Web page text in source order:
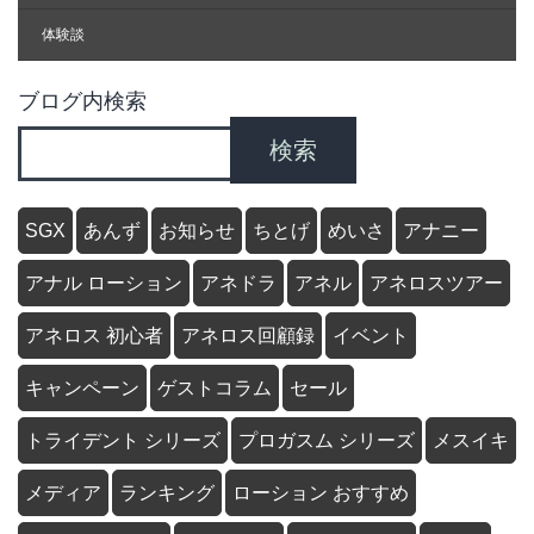
体験談
ブログ内検索
検索
SGX あんず お知らせ ちとげ めいさ アナニー
アナル ローション アネドラ アネル アネロスツアー
アネロス 初心者 アネロス回顧録 イベント
キャンペーン ゲストコラム セール
トライデント シリーズ プロガスム シリーズ メスイキ
メディア ランキング ローション おすすめ